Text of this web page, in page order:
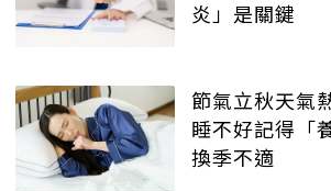
炎」是關鍵
節氣立秋天氣
睡不好記得「
換季不適